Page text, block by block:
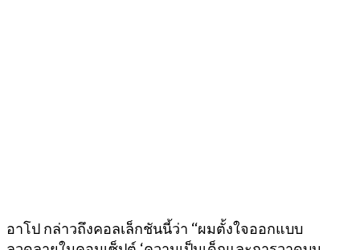
อาโป กล่าวถึงคอลเล็กชันนี้ว่า “ผมตั้งใจออกแบบ